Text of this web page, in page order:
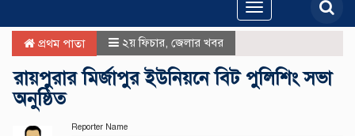
Toggle
navigation
প্রথম পাতা ২য় ফিচার জেলার খবর
রায়পুরার মির্জাপুর ইউনিয়নে বিট পুলিশিং সভা
অনুষ্ঠিত
Reporter Name